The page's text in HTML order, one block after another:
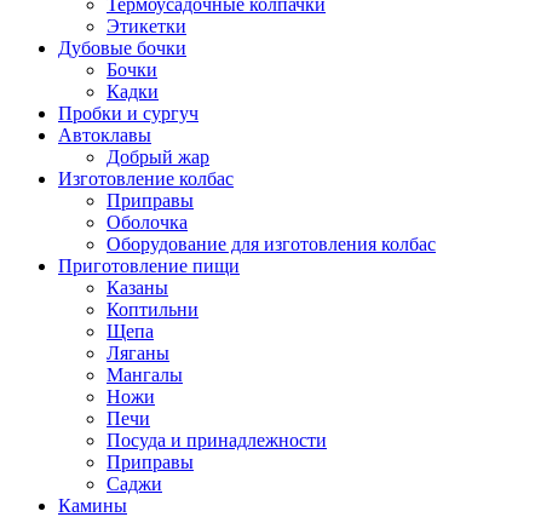
Термоусадочные колпачки
Этикетки
Дубовые бочки
Бочки
Кадки
Пробки и сургуч
Автоклавы
Добрый жар
Изготовление колбас
Приправы
Оболочка
Оборудование для изготовления колбас
Приготовление пищи
Казаны
Коптильни
Щепа
Ляганы
Мангалы
Ножи
Печи
Посуда и принадлежности
Приправы
Саджи
Камины